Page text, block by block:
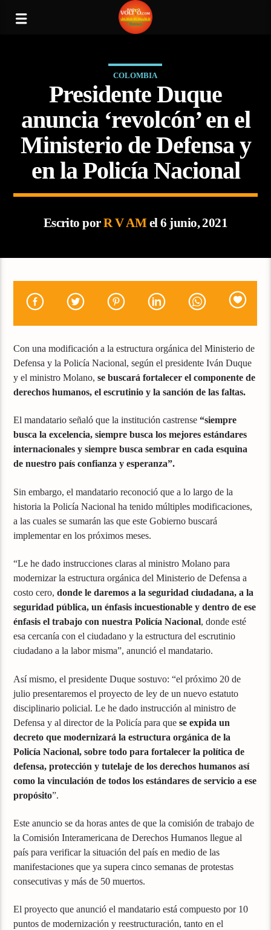
COLOMBIA
Presidente Duque
anuncia ‘revolcón’ en el
Ministerio de Defensa y
en la Policía Nacional
Escrito porR V AMel 6 junio, 2021
Con una modificación a la estructura orgánica del Ministerio de
Defensa y la Policía Nacional, según el presidente Iván Duque
y el ministro Molano,se buscará fortalecer el componente de
derechos humanos, el escrutinio y la sanción de las faltas.
El mandatario señaló que la institución castrense“siempre
busca la excelencia, siempre busca los mejores estándares
internacionales y siempre busca sembrar en cada esquina
de nuestro país confianza y esperanza”.
Sin embargo, el mandatario reconoció que a lo largo de la
historia la Policía Nacional ha tenido múltiples modificaciones,
a las cuales se sumarán las que este Gobierno buscará
implementar en los próximos meses.
“Le he dado instrucciones claras al ministro Molano para
modernizar la estructura orgánica del Ministerio de Defensa a
costo cero, donde le daremos a la seguridad ciudadana, a la
seguridad pública, un énfasis incuestionable y dentro de ese
énfasis el trabajo con nuestra Policía Nacional, donde esté
esa cercanía con el ciudadano y la estructura del escrutinio
ciudadano a la labor misma”, anunció el mandatario.
Así mismo, el presidente Duque sostuvo: “el próximo 20 de
julio presentaremos el proyecto de ley de un nuevo estatuto
disciplinario policial. Le he dado instrucción al ministro de
Defensa y al director de la Policía para que se expida un
decreto que modernizará la estructura orgánica de la
Policía Nacional, sobre todo para fortalecer la política de
defensa, protección y tutelaje de los derechos humanos así
como la vinculación de todos los estándares de servicio a ese
propósito”.
Este anuncio se da horas antes de que la comisión de trabajo de
la Comisión Interamericana de Derechos Humanos llegue al
país para verificar la situación del país en medio de las
manifestaciones que ya supera cinco semanas de protestas
consecutivas y más de 50 muertos.
El proyecto que anunció el mandatario está compuesto por 10
puntos de modernización y reestructuración, tanto en el